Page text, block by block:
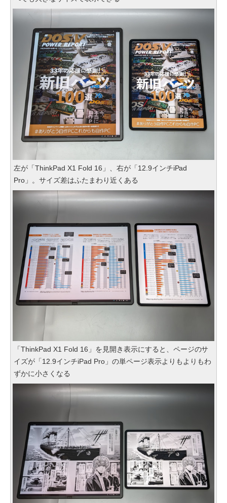
左が「ThinkPad X1 Fold 16」、右が「12.9インチiPad
Pro」。サイズ差はふたまわり近くある
「ThinkPad X1 Fold 16」を見開き表示にすると、ページのサ
イズが「12.9インチiPad Pro」の単ページ表示よりもよりもわ
ずかに小さくなる